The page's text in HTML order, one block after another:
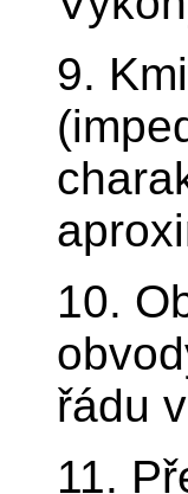
9.
10.
řádu
11.